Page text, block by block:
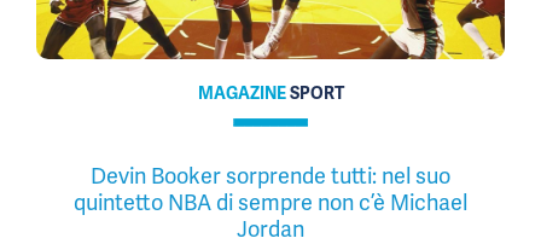
MAGAZINESPORT
Devin Booker sorprende tutti: nel suo
quintetto NBA di sempre non c’è Michael
Jordan